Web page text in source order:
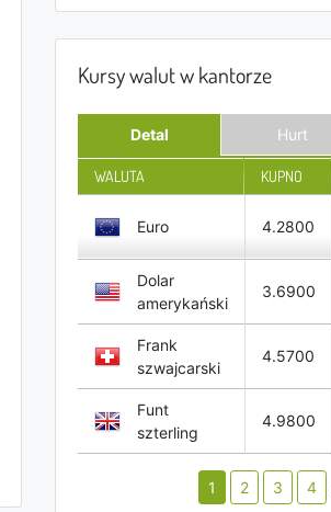
Kursy walut w kantorze
Detal Hurt
WALUTA KUPNO
Euro 4.2800
Dolar
amerykański
3.6900
Frank
szwajcarski
4.5700
Funt
szterling
4.9800
1 2 3 4